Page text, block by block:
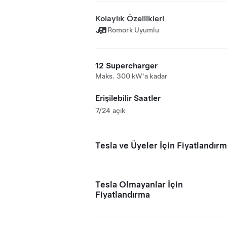
Kolaylık Özellikleri
Römork Uyumlu
12 Supercharger
Maks. 300 kW'a kadar
Erişilebilir Saatler
7/24 açık
Tesla ve Üyeler İçin
Tesla Olmayanlar İçin
Fiyatlandırma